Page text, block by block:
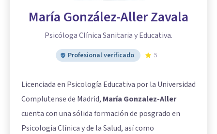
María González-Aller Zavala
Psicóloga Clínica Sanitaria y Educativa.
Profesional verificado 5
Licenciada en Psicología Educativa por la Universidad
Complutense de Madrid, María Gonzalez-Aller
cuenta con una sólida formación de posgrado en
Psicología Clínica y de la Salud, así como